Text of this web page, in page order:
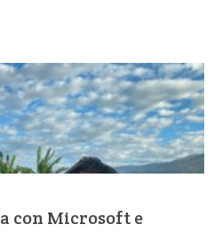
con Microsoft e